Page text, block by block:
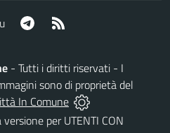
Telegram
- Tutti i diritti riservati - I
sono di proprietà del
In Comune
per UTENTI CON